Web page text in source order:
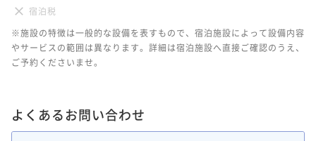
宿泊税
※施設の特徴は一般的な設備を表すもので、宿泊施設によって設備内容
やサービスの範囲は異なります。詳細は宿泊施設へ直接ご確認のうえ、
ご予約くださいませ。
よくあるお問い合わせ